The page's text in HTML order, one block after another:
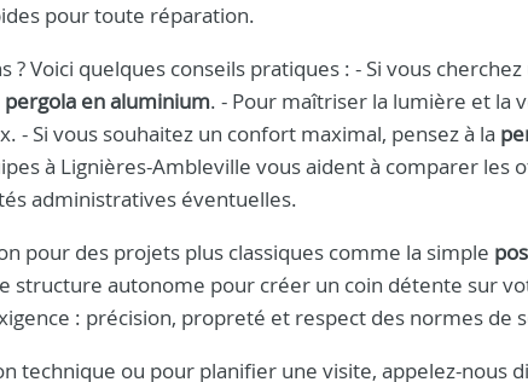
pour toute réparation.
Voici quelques conseils pratiques : - Si vous
pergola en aluminium. - Pour maîtriser la lumière et la
- Si vous souhaitez un confort maximal, pensez à la
à Lignières-Ambleville vous aident à comparer les
administratives éventuelles.
pour des projets plus classiques comme la simple
structure autonome pour créer un coin détente sur
: précision, propreté et respect des normes de
technique ou pour planifier une visite, appelez-nous